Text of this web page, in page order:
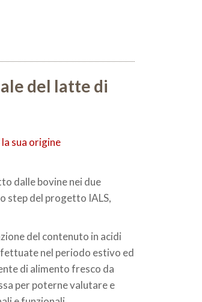
del latte di
dalle bovine nei due
step del progetto IALS,
del contenuto in acidi
nel periodo estivo ed
di alimento fresco da
per poterne valutare e